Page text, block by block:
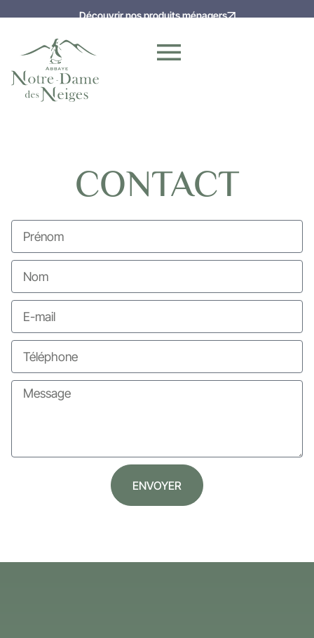
Découvrir nos produits ménagers
CONTACT
ENVOYER